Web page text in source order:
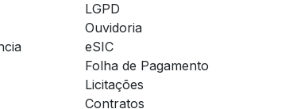
LGPD
Ouvidoria
eSIC
Folha de Pagamento
Licitações
Contratos